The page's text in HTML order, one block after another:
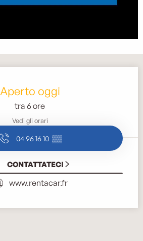
Aperto oggi
tra 6 ore
Vedi gli orari
04 96 16 10 ▒▒
CONTATTATECI
www.rentacar.fr